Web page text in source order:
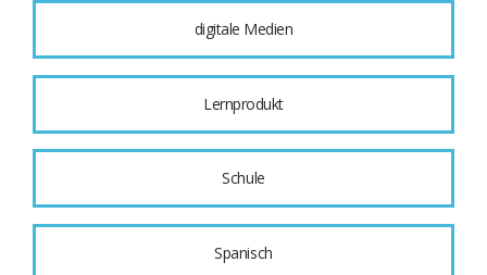
digitale Medien
Lernprodukt
Schule
Spanisch